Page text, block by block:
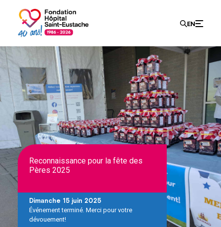
EN
Search
for:
Reconnaissance pour la fête des
Pères 2025
Dimanche 15 juin 2025
Événement terminé. Merci pour votre
dévouement!